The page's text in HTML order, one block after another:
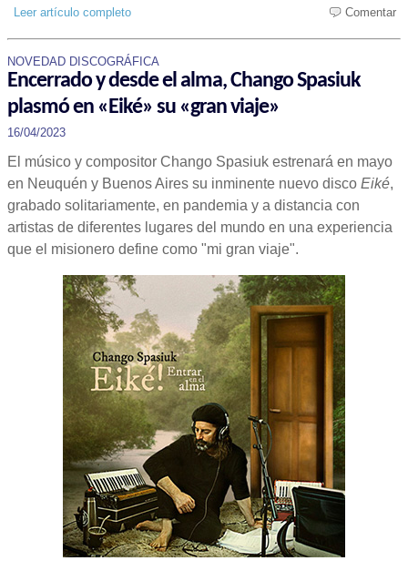
Leer artículo completo Comentar
NOVEDAD DISCOGRÁFICA
Encerrado y desde el alma, Chango Spasiuk
plasmó en «Eiké» su «gran viaje»
16/04/2023
El músico y compositor Chango Spasiuk estrenará en mayo
en Neuquén y Buenos Aires su inminente nuevo disco Eiké,
grabado solitariamente, en pandemia y a distancia con
artistas de diferentes lugares del mundo en una experiencia
que el misionero define como "mi gran viaje".